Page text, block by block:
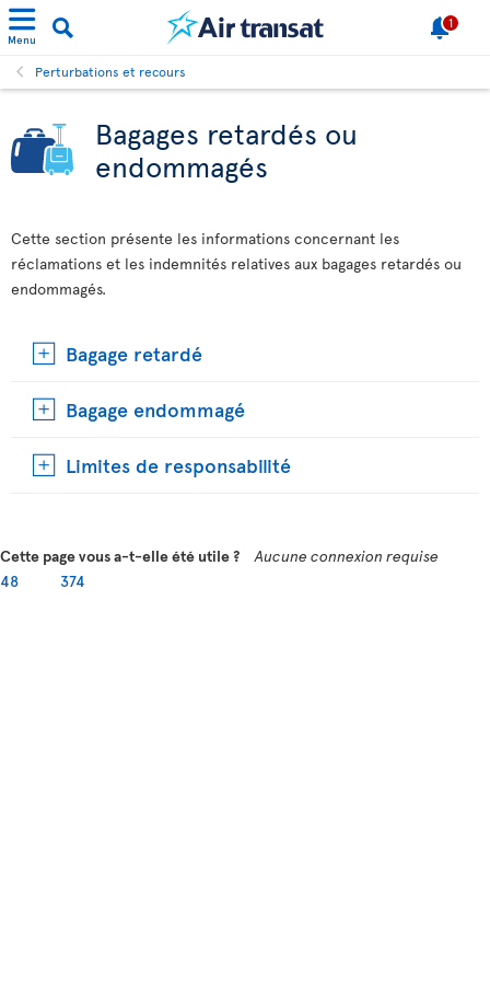
Menu
1
Perturbations et recours
Bagages retardés ou
endommagés
Cette section présente les informations concernant les
réclamations et les indemnités relatives aux bagages retardés ou
endommagés.
Bagage retardé
Bagage endommagé
Limites de responsabilité
Cette page vous a-t-elle été utile ?
Aucune connexion requise
48
374